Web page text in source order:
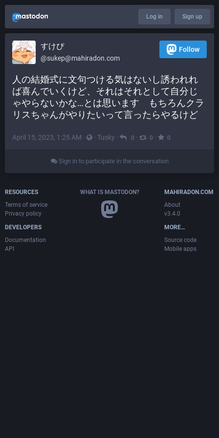
Log in Sign up
すけぴ
@sukep@mahiradon.com
Follow
人の結婚式に文句つける気はないし誘われれ
ば喜んでいくけど、それはそれとして自分じ
ゃやらないかな…とは思います　もちろんクラ
リスちゃんがやりたいって言ったらやるけど
April 15, 2023, 1:25 AM · · Tusky · 0 · 0 · 0
Sign in to participate in the conversation
RESOURCES
Terms of service
Privacy policy
DEVELOPERS
Documentation
API
WHAT IS MASTODON?
MAHIRADON.COM
About
v3.4.0
MORE…
Source code
Mobile apps